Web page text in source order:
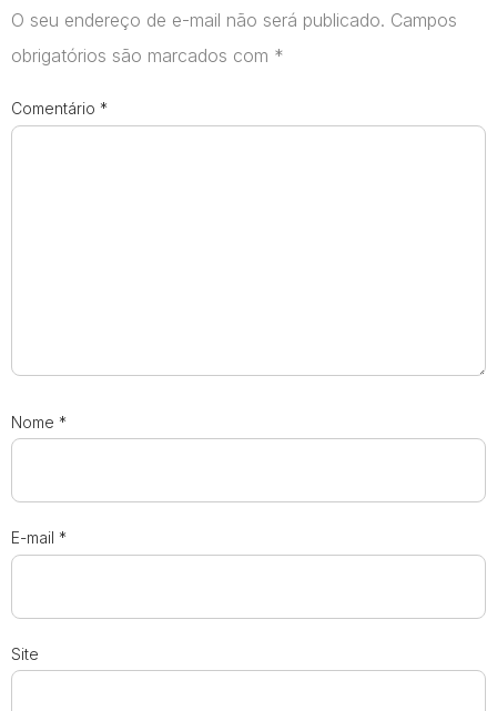
O seu endereço de e-mail não será publicado. Campos
obrigatórios são marcados com *
Comentário *
Nome *
E-mail *
Site